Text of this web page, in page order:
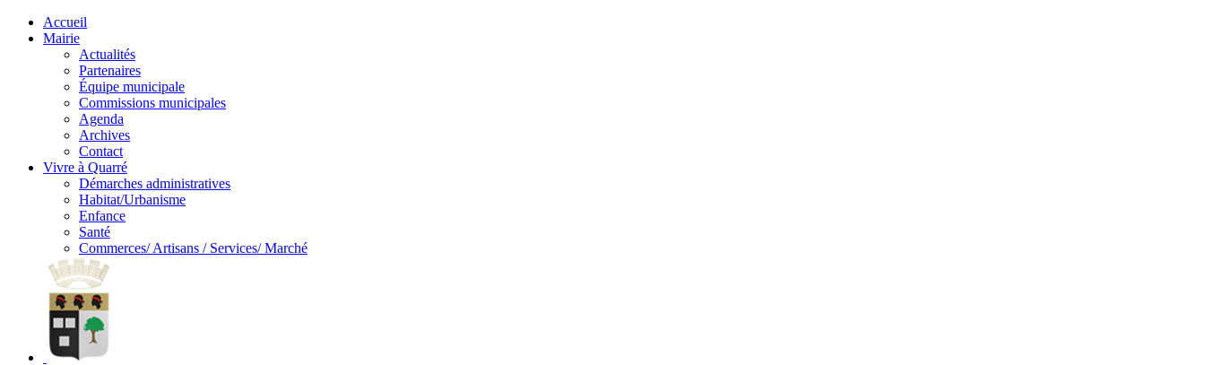
Accueil
Mairie
Actualités
Partenaires
Équipe municipale
Commissions municipales
Agenda
Archives
Contact
Vivre à Quarré
Démarches administratives
Habitat/Urbanisme
Enfance
Santé
Commerces/ Artisans / Services/ Marché